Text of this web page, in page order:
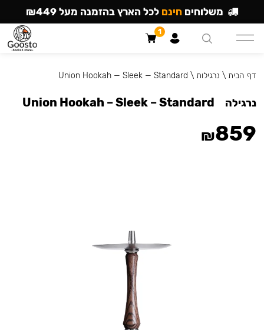
דף הבית \ נרגילות \
Union Hookah — Sleek — Standard
נרגילה Union Hookah – Sleek – Standard
₪859
משלוחים חינם לכל הארץ בהזמנה מעל ₪449
1